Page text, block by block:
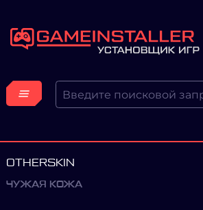
OTHERSKIN
ЧУЖАЯ КОЖА